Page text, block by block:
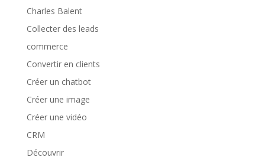
Charles Balent
Collecter des leads
commerce
Convertir en clients
Créer un chatbot
Créer une image
Créer une vidéo
CRM
Découvrir